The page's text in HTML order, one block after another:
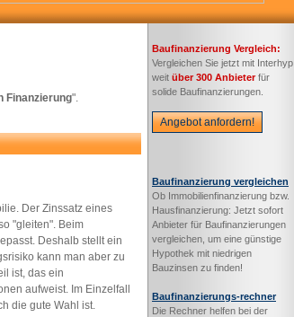
Finanzierung".
Der Zinssatz eines
"gleiten". Beim
Deshalb stellt ein
kann man aber zu
ist, das ein
aufweist. Im Einzelfall
die gute Wahl ist.
Baufinanzierung Vergleich:
Vergleichen Sie jetzt mit Interhyp
weit über 300 Anbieterfür
solide Baufinanzierungen.
Angebot anfordern!
Baufinanzierung vergleichen
Ob Immobilienfinanzierung bzw.
Hausfinanzierung: Jetzt sofort
Anbieter für Baufinanzierungen
vergleichen, um eine günstige
Hypothek mit niedrigen
Bauzinsen zu finden!
Baufinanzierungs-rechner
Die Rechner helfen bei der